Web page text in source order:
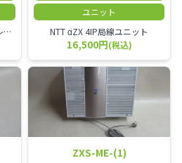
NTT αZX マルチゾーンコードレススター増設アンテナ
ユニット
NTT αZX 4IP局線ユニット
16,500円(税込)
ZXS-ME-(1)